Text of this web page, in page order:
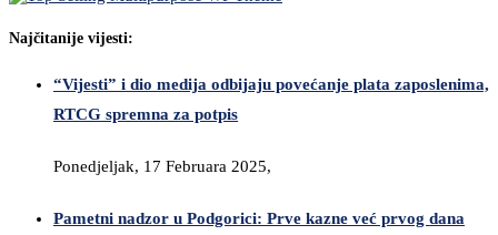
Najčitanije vijesti:
“Vijesti” i dio medija odbijaju povećanje plata zaposlenima,
RTCG spremna za potpis
Ponedjeljak, 17 Februara 2025,
Pametni nadzor u Podgorici: Prve kazne već prvog dana